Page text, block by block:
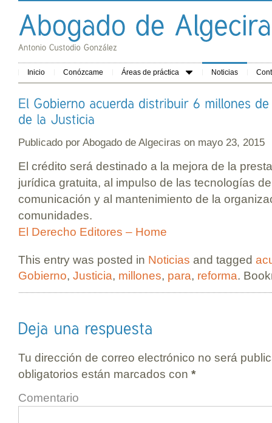
Inicio Conózcame Áreas de práctica Noticias
Publicado por Abogado de Algeciras on mayo 23,
El crédito será destinado a la mejora de la
jurídica gratuita, al impulso de las tecnologías
comunicación y al mantenimiento de la
comunidades.
El Derecho Editores – Home
This entry was posted in Noticias and tagged
Gobierno, Justicia, millones, para, reforma.
Tu dirección de correo electrónico no será
obligatorios están marcados con *
Comentario